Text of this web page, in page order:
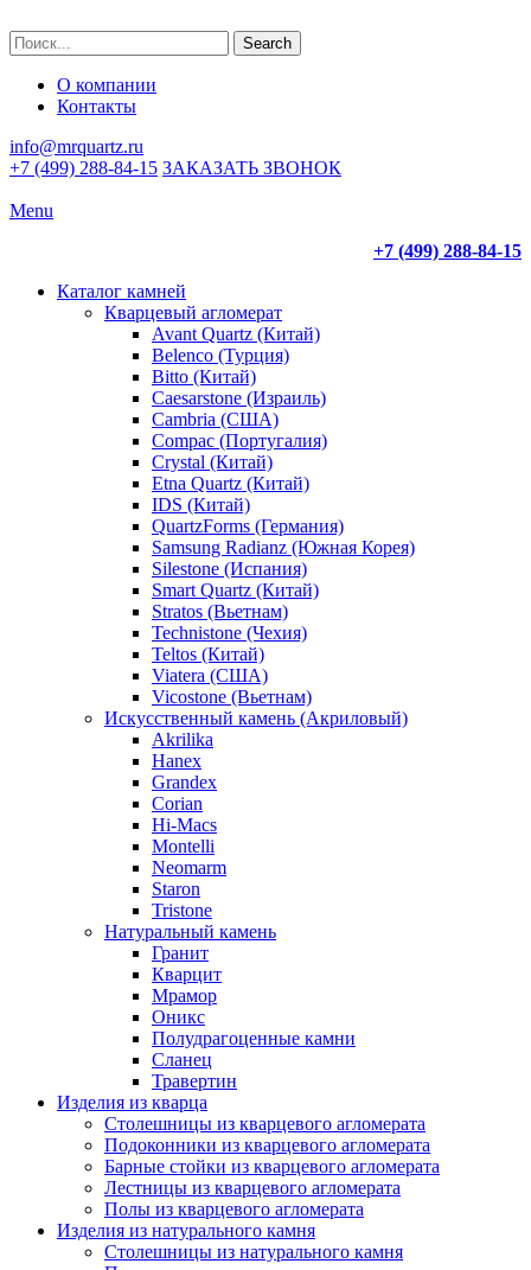
Search
О компании
Контакты
info@mrquartz.ru
+7 (499) 288-84-15 ЗАКАЗАТЬ ЗВОНОК
Menu
+7 (499) 288-84-15
Каталог камней
Кварцевый агломерат
Avant Quartz (Китай)
Belenco (Турция)
Bitto (Китай)
Caesarstone (Израиль)
Cambria (США)
Compac (Португалия)
Crystal (Китай)
Etna Quartz (Китай)
IDS (Китай)
QuartzForms (Германия)
Samsung Radianz (Южная Корея)
Silestone (Испания)
Smart Quartz (Китай)
Stratos (Вьетнам)
Technistone (Чехия)
Teltos (Китай)
Viatera (США)
Vicostone (Вьетнам)
Искусственный камень (Акриловый)
Akrilika
Hanex
Grandex
Corian
Hi-Macs
Montelli
Neomarm
Staron
Tristone
Натуральный камень
Гранит
Кварцит
Мрамор
Оникс
Полудрагоценные камни
Сланец
Травертин
Изделия из кварца
Столешницы из кварцевого агломерата
Подоконники из кварцевого агломерата
Барные стойки из кварцевого агломерата
Лестницы из кварцевого агломерата
Полы из кварцевого агломерата
Изделия из натурального камня
Столешницы из натурального камня